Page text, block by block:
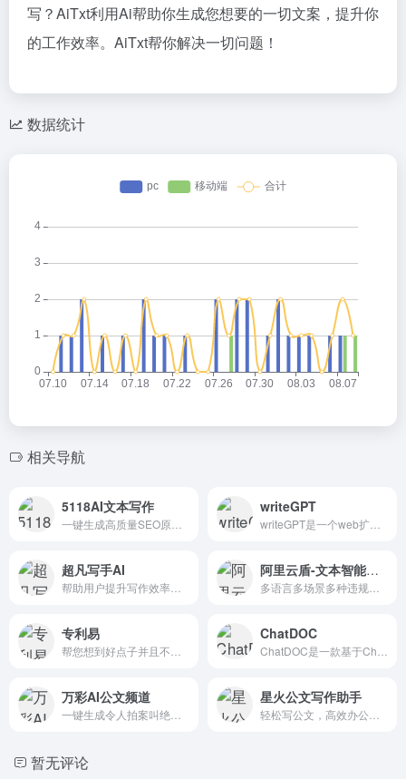
写？AiTxt利用Ai帮助你生成您想要的一切文案，提升你
的工作效率。AiTxt帮你解决一切问题！
数据统计
相关导航
5118AI文本写作 writeGPT
超凡写手AI 阿里云盾-文本智能审核
专利易 ChatDOC
万彩AI公文频道 星火公文写作助手
暂无评论